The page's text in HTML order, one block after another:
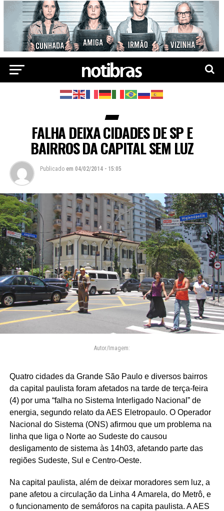
FALHA DEIXA CIDADES DE SP E
BAIRROS DA CAPITAL SEM LUZ
Publicado em 04/02/2014 - 15:05
Autor/Imagem:
Quatro cidades da Grande São Paulo e diversos bairros
da capital paulista foram afetados na tarde de terça-feira
(4) por uma “falha no Sistema Interligado Nacional” de
energia, segundo relato da AES Eletropaulo. O Operador
Nacional do Sistema (ONS) afirmou que um problema na
linha que liga o Norte ao Sudeste do causou
desligamento de sistema às 14h03, afetando parte das
regiões Sudeste, Sul e Centro-Oeste.
Na capital paulista, além de deixar moradores sem luz, a
pane afetou a circulação da Linha 4 Amarela, do Metrô, e
o funcionamento de semáforos na capita paulista. A AES